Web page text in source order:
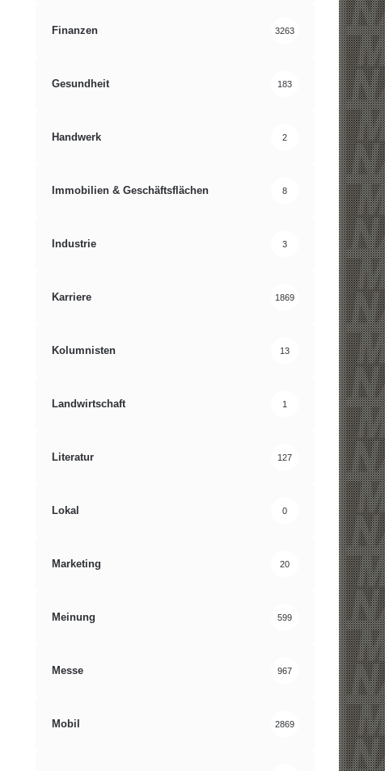
Finanzen 3263
Gesundheit 183
Handwerk 2
Immobilien & Geschäftsflächen 8
Industrie 3
Karriere 1869
Kolumnisten 13
Landwirtschaft 1
Literatur 127
Lokal 0
Marketing 20
Meinung 599
Messe 967
Mobil 2869